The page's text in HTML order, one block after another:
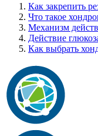
Как закрепить
Что такое
Механизм
Действие
Как выбрать